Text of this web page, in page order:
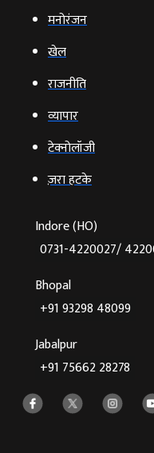
मनोरंजन
खेल
राजनीति
व्‍यापार
टेक्‍नोलॉजी
ज़रा हटके
Indore (HO)
0731-4220027/
Bhopal
+91 93298 48099
Jabalpur
+91 75662 28278